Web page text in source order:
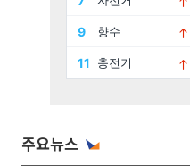
주요뉴스